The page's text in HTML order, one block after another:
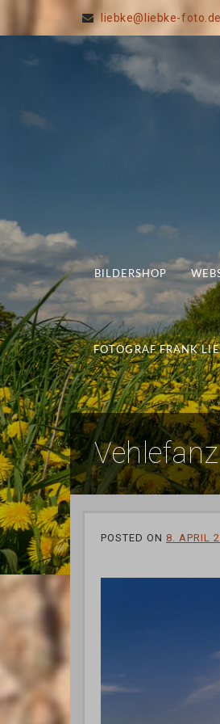
liebke@liebke-foto.de
BILDERSHOP
FOTOGRAF FRANK
POSTED ON 8. APRIL